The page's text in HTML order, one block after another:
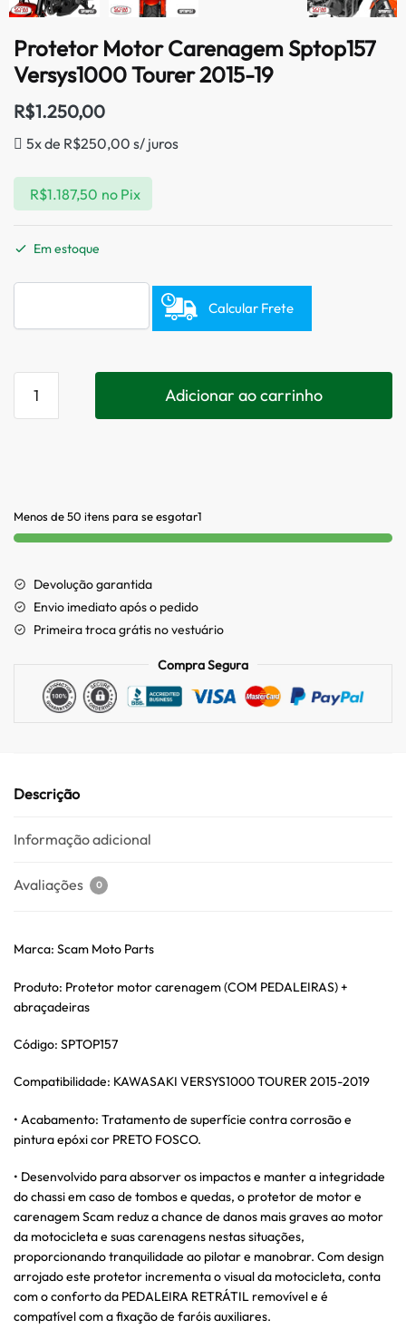
Protetor Motor Carenagem Sptop157
Versys1000 Tourer 2015-19
R$1.250,00
5x de R$250,00 s/ juros
R$1.187,50 no Pix
Em estoque
Calcular Frete
Adicionar ao carrinho
Menos de 50 itens para se esgotar1
Devolução garantida
Envio imediato após o pedido
Primeira troca grátis no vestuário
Compra Segura
Descrição
Informação adicional
Avaliações 0
Marca: Scam Moto Parts
Produto: Protetor motor carenagem (COM PEDALEIRAS) +
abraçadeiras
Código: SPTOP157
Compatibilidade: KAWASAKI VERSYS1000 TOURER 2015-2019
• Acabamento: Tratamento de superfície contra corrosão e
pintura epóxi cor PRETO FOSCO.
• Desenvolvido para absorver os impactos e manter a integridade
do chassi em caso de tombos e quedas, o protetor de motor e
carenagem Scam reduz a chance de danos mais graves ao motor
da motocicleta e suas carenagens nestas situações,
proporcionando tranquilidade ao pilotar e manobrar. Com design
arrojado este protetor incrementa o visual da motocicleta, conta
com o conforto da PEDALEIRA RETRÁTIL removível e é
compatível com a fixação de faróis auxiliares.